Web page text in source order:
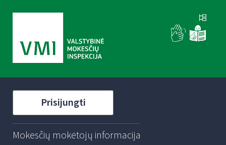
Prisijungti
Mokesčių mokėtojų informacija